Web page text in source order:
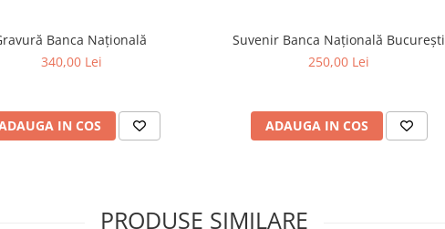
cu acuarelă, conferind
Banca Națională
340,00 Lei
IN COS
Suvenir Banca Națională București
250,00 Lei
ADAUGA IN COS
PRODUSE SIMILARE